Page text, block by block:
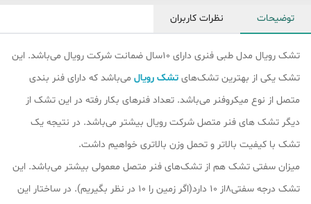
توضیحات نظرات کاربران
تشک رویال مدل طبی فنری دارای 10سال ضمانت شرکت رویال می‌باشد. این
تشک یکی از بهترین تشک‌های تشک رویال می‌باشد که دارای فنر بندی
متصل از نوع میکروفنر می‌باشد. تعداد فنرهای بکار رفته در این تشک از
دیگر تشک ‌های فنر متصل شرکت رویال بیشتر می‌باشد. در نتیجه یک
تشک با کیفیت بالاتر و تحمل وزن بالاتری خواهیم داشت.
میزان سفتی تشک هم از تشک‎‌های فنر متصل معمولی بیشتر می‌باشد. این
تشک درجه سفتی8از 10 دارد(اگر زمین را 10 در نظر بگیریم). در ساختار این